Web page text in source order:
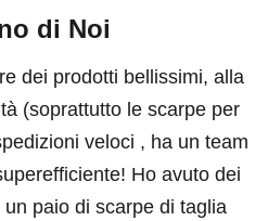
di Noi
dei prodotti bellissimi, alla
(soprattutto le scarpe per
veloci , ha un team
Ho avuto dei
paio di scarpe di taglia